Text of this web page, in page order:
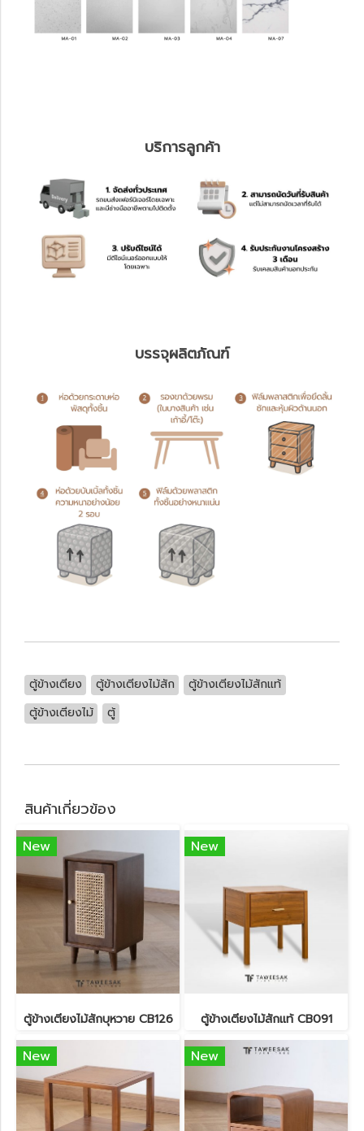
บริการลูกค้า
บรรจุผลิตภัณฑ์
ตู้ข้างเตียง ตู้ข้างเตียงไม้สัก
ตู้ข้างเตียงไม้สักแท้
ตู้ข้างเตียงไม้
ตู้
สินค้าเกี่ยวข้อง
New
ตู้ข้างเตียงไม้สักบุหวาย CB126
New
ตู้ข้างเตียงไม้สักแท้ CB091
New New